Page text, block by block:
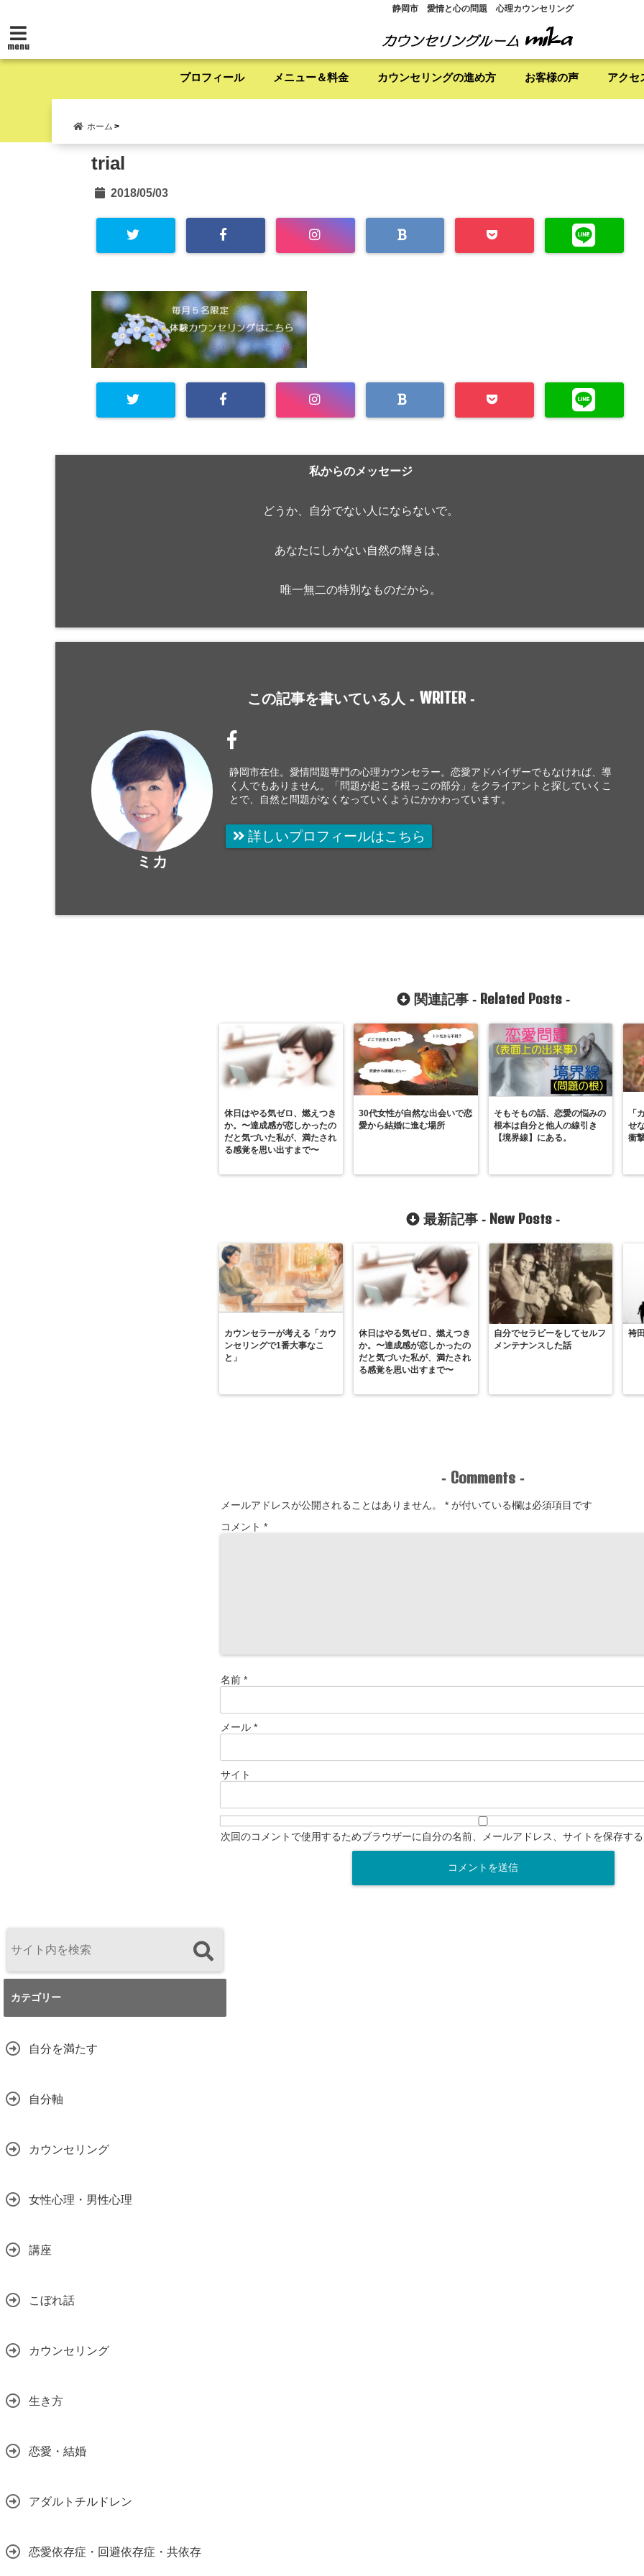
静岡市 愛情と心の問題 心理カウンセリング
menu
プロフィール メニュー＆料金 カウンセリングの進め方 お客様の声 アクセ
ホーム
trial
2018/05/03
私からのメッセージ
どうか、自分でない人にならないで。
あなたにしかない自然の輝きは、
唯一無二の特別なものだから。
この記事を書いている人 - WRITER-
ミカ
静岡市在住。愛情問題専門の心理カウンセラー。恋愛アドバイザーでもなければ、導
く人でもありません。「問題が起こる根っこの部分」をクライアントと探していくこ
とで、自然と問題がなくなっていくようにかかわっています。
詳しいプロフィールはこちら
関連記事 - Related Posts-
休日はやる気ゼロ、燃えつき
か。〜達成感が恋しかったの
だと気づいた私が、満たされ
る感覚を思い出すまで〜
30代女性が自然な出会いで恋
愛から結婚に進む場所
そもそもの話、恋愛の悩みの
根本は自分と他人の線引き
【境界線】にある。
「
せ
衝
最新記事 - New Posts -
カウンセラーが考える「カウ
ンセリングで1番大事なこ
と」
休日はやる気ゼロ、燃えつき
か。〜達成感が恋しかったの
だと気づいた私が、満たされ
る感覚を思い出すまで〜
自分でセラピーをしてセルフ
メンテナンスした話
袴
- Comments -
メールアドレスが公開されることはありません。 * が付いている欄は必須項目です
コメント *
名前 *
メール *
サイト
次回のコメントで使用するためブラウザーに自分の名前、メールアドレス、サイトを保存す
カテゴリー
自分を満たす
自分軸
カウンセリング
女性心理・男性心理
講座
こぼれ話
カウンセリング
生き方
恋愛・結婚
アダルトチルドレン
恋愛依存症・回避依存症・共依存